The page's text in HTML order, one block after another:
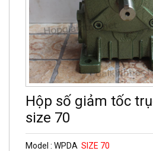
Hộp số giảm tốc
size 70
Model : WPDA SIZE 70